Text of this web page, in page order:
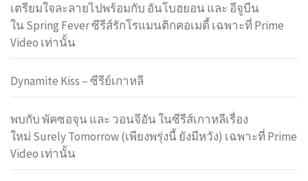
เตรียมใจละลายไปพร้อมกับ อันโบฮยอน และ อีจูบีน
ใน Spring Fever ซีรีส์รักโรแมนติกคอเมดี้ เฉพาะที่ Prime
Video เท่านั้น
Dynamite Kiss – ซีรีย์เกาหลี
พบกับ พัคซอจุน และ วอนจีอัน ในซีรีส์เกาหลีเรื่อง
ใหม่ Surely Tomorrow (เพียงพรุ่งนี้ ยังมีหวัง) เฉพาะที่ Prime
Video เท่านั้น